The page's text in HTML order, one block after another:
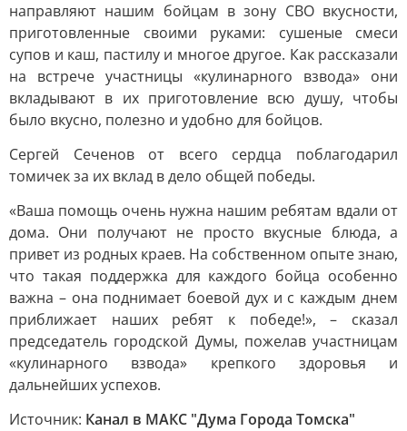
направляют нашим бойцам в зону СВО вкусности,
приготовленные своими руками: сушеные смеси
супов и каш, пастилу и многое другое. Как рассказали
на встрече участницы «кулинарного взвода» они
вкладывают в их приготовление всю душу, чтобы
было вкусно, полезно и удобно для бойцов.
Сергей Сеченов от всего сердца поблагодарил
томичек за их вклад в дело общей победы.
«Ваша помощь очень нужна нашим ребятам вдали от
дома. Они получают не просто вкусные блюда, а
привет из родных краев. На собственном опыте знаю,
что такая поддержка для каждого бойца особенно
важна – она поднимает боевой дух и с каждым днем
приближает наших ребят к победе!», – сказал
председатель городской Думы, пожелав участницам
«кулинарного взвода» крепкого здоровья и
дальнейших успехов.
Источник: Канал в МАКС "Дума Города Томска"